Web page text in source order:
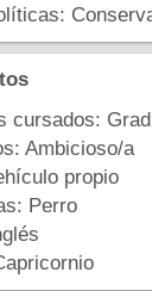
cursados:
Ambicioso/a
propio
Perro